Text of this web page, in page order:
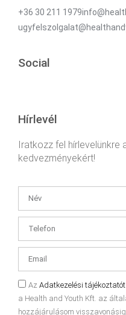
+36 30 211
Social
Hírlevél
Iratkozz fel hírlevelünkre
kedvezményekért!
Az Adatkezelési tájékoztatót
a Health and Youth Kft. az
hozzájárulásom